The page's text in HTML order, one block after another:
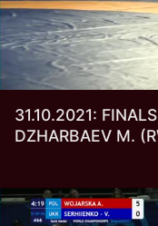
31.10.2021:
DZHARBAEV M.